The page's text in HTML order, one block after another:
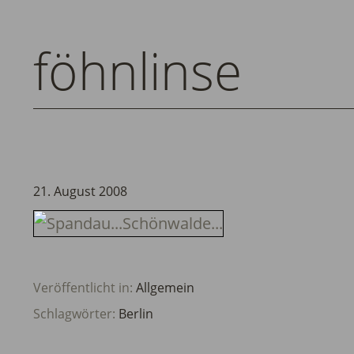
föhnlinse
21. August 2008
Veröffentlicht in: Allgemein
Schlagwörter: Berlin